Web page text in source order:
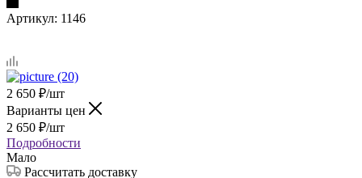
Артикул: 1146
2 650 ₽/шт
Варианты цен
2 650 ₽/шт
Подробности
Мало
Рассчитать доставку